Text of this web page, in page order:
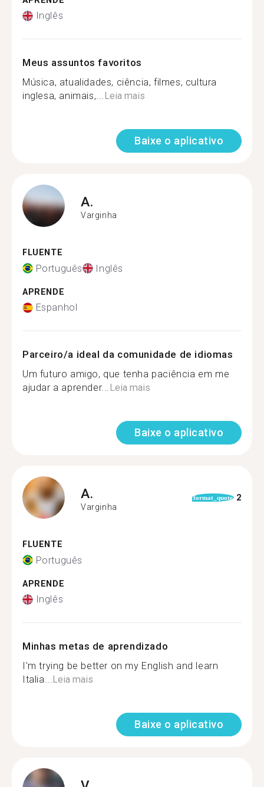
Inglês
Meus assuntos favoritos
Música, atualidades, ciência, filmes, cultura
inglesa, animais,...Leia mais
Baixe o aplicativo
A.
Varginha
FLUENTE
Português Inglês
APRENDE
Espanhol
Parceiro/a ideal da comunidade de idiomas
Um futuro amigo, que tenha paciência em me
ajudar a aprender...Leia mais
Baixe o aplicativo
A.
Varginha
format_quote 2
FLUENTE
Português
APRENDE
Inglês
Minhas metas de aprendizado
I'm trying be better on my English and learn
Italia...Leia mais
Baixe o aplicativo